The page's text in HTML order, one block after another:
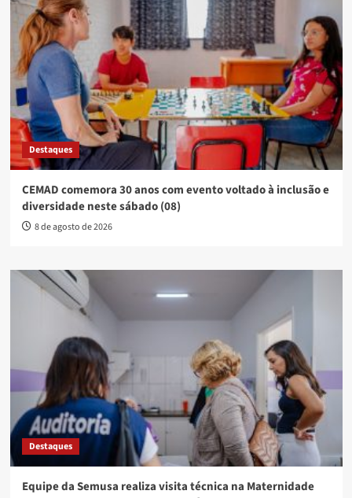
Destaques
CEMAD comemora 30 anos com evento voltado à inclusão e
diversidade neste sábado (08)
8 de agosto de 2026
Destaques
Equipe da Semusa realiza visita técnica na Maternidade